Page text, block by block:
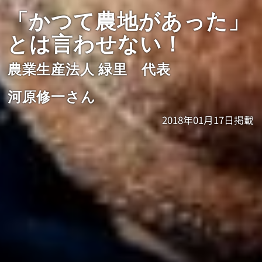
「かつて農地があった」
とは言わせない！
農業生産法人 緑里 代表
河原修一さん
2018年01月17日掲載